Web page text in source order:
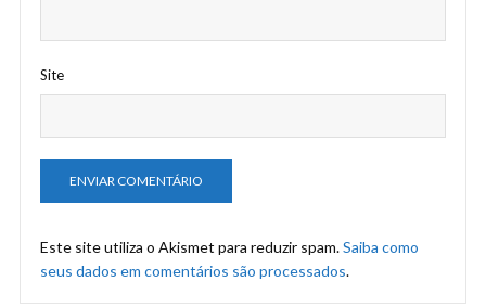
Site
Este site utiliza o Akismet para reduzir spam.Saiba como
seus dados em comentários são processados.